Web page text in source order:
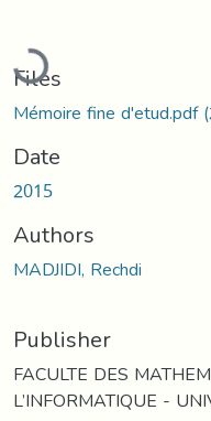
Loading...
Files
Mémoire fine d'etud.pdf
Date
2015
Authors
MADJIDI, Rechdi
Publisher
FACULTE DES
L’INFORMATIQUE -